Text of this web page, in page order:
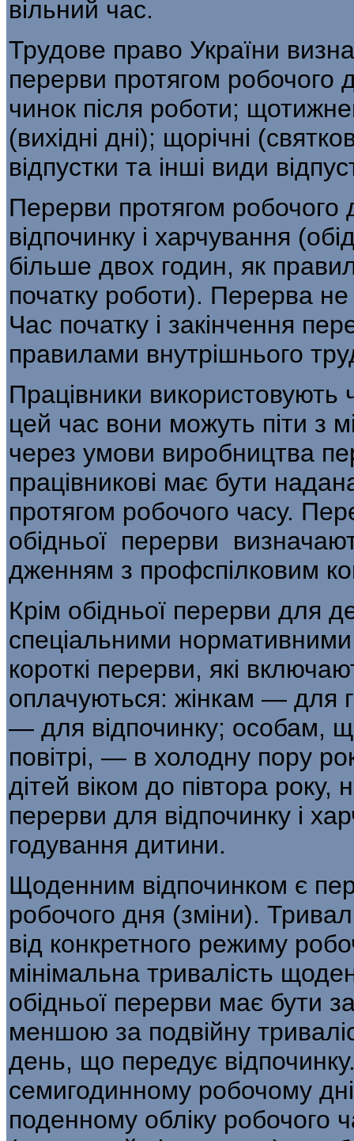
вільний час.
Трудове право України
перерви протягом
чинок після роботи;
(вихідні дні); щорічні
відпустки та інші види
Перерви протягом
відпочинку і харчування
більше двох годин, як
початку роботи). Перерва
Час початку і закінчення
правилами внутрішнього
Працівники
цей час вони можуть піти з
через умови виробництва
працівникові має бути
протягом робочого часу.
обідньої перерви
дженням з профспілковим
Крім обідньої перерви для
спеціальними
короткі перерви, які
оплачуються: жінкам — для
— для відпочинку; особам,
повітрі, — в холодну пору
дітей віком до півтора року,
перерви для відпочинку і
годування дитини.
Щоденним відпочинком є
робочого дня (зміни).
від конкретного режиму
мінімальна тривалість
обідньої перерви має бути
меншою за подвійну
день, що передує
семигодинному робочому дні
поденному обліку робочого